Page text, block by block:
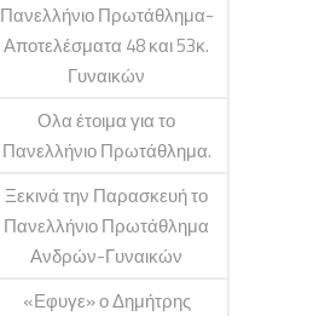
Πανελλήνιο Πρωτάθλημα-
Αποτελέσματα 48 και 53κ.
Γυναικών
Ολα έτοιμα για το
Πανελλήνιο Πρωτάθλημα.
Ξεκινά την Παρασκευή το
Πανελλήνιο Πρωτάθλημα
Ανδρών-Γυναικών
«Εφυγε» ο Δημήτρης